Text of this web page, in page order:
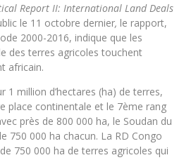
Report II: International Land Deals
le 11 octobre dernier, le rapport,
2000-2016, indique que les
des terres agricoles touchent
africain.
million d’hectares (ha) de terres,
place continentale et le 7ème rang
près de 800 000 ha, le Soudan du
750 000 ha chacun. La RD Congo
750 000 ha de terres agricoles qui